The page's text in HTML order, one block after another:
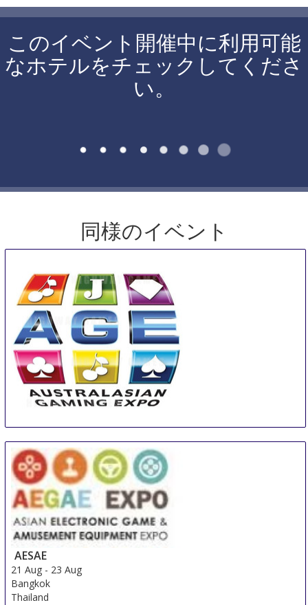
このイベント開催中に利用可能
なホテルをチェックしてくださ
い。
同様のイベント
11 Aug
13 Aug
Sydney
Australia
AESAE
21 Aug - 23 Aug
Bangkok
Thailand